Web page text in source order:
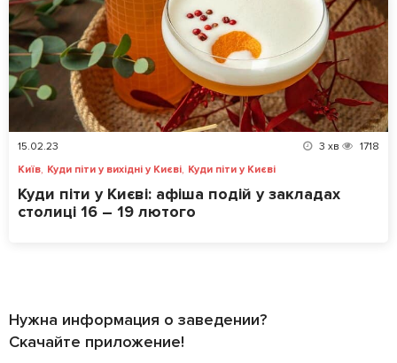
15.02.23 3 хв
1718
Київ, Куди піти у вихідні у Києві, Куди піти у Києві
Куди піти у Києві: афіша подій у закладах
столиці 16 – 19 лютого
Нужна информация о заведении?
Скачайте приложение!